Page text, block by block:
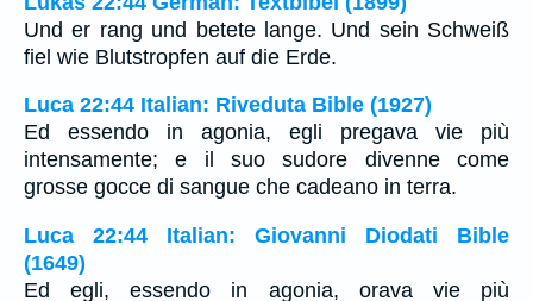
Und er rang und betete lange. Und sein Schweiß
fiel wie Blutstropfen auf die Erde.
Luca 22:44 Italian: Riveduta Bible (1927)
Ed essendo in agonia, egli pregava vie più
intensamente; e il suo sudore divenne come
grosse gocce di sangue che cadeano in terra.
Luca 22:44 Italian: Giovanni Diodati Bible
(1649)
Ed egli, essendo in agonia, orava vie più